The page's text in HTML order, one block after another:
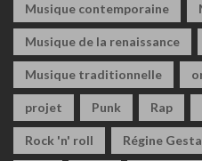
Musique contemporaine
Musique de la renaissance
Musique traditionnelle
projet Punk Rap
Rock 'n' roll Régine Gesta